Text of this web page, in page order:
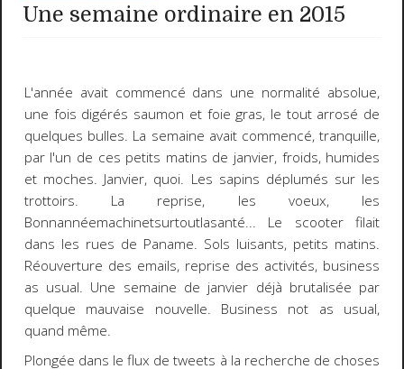
Une semaine ordinaire en 2015
L'année avait commencé dans une normalité absolue,
une fois digérés saumon et foie gras, le tout arrosé de
quelques bulles. La semaine avait commencé, tranquille,
par l'un de ces petits matins de janvier, froids, humides
et moches. Janvier, quoi. Les sapins déplumés sur les
trottoirs. La reprise, les voeux, les
Bonnannéemachinetsurtoutlasanté... Le scooter filait
dans les rues de Paname. Sols luisants, petits matins.
Réouverture des emails, reprise des activités, business
as usual. Une semaine de janvier déjà brutalisée par
quelque mauvaise nouvelle. Business not as usual,
quand même.
Plongée dans le flux de tweets à la recherche de choses